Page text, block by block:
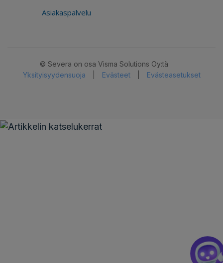
Asiakaspalvelu
© Severa on osa Visma Solutions Oy:tä
Yksityisyydensuoja
Evästeet Evästeasetukset